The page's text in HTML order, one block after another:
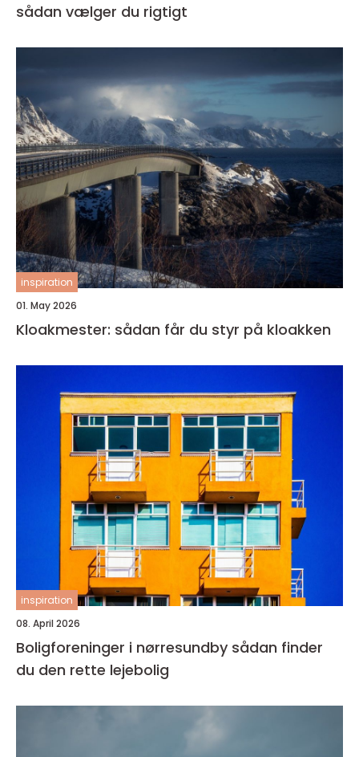
sådan vælger du rigtigt
inspiration
01. May 2026
Kloakmester: sådan får du styr på kloakken
inspiration
08. April 2026
Boligforeninger i nørresundby sådan finder
du den rette lejebolig